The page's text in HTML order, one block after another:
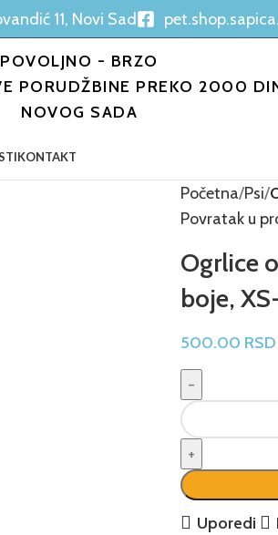
11, Novi Sad
POVOLJNO - BRZO
PORUDŽBINE PREKO 2000
NOVOG SADA
KONTAKT
Početna Psi
Povratak u
Ogrlice
boje,
500.00 RSD
Uporedi